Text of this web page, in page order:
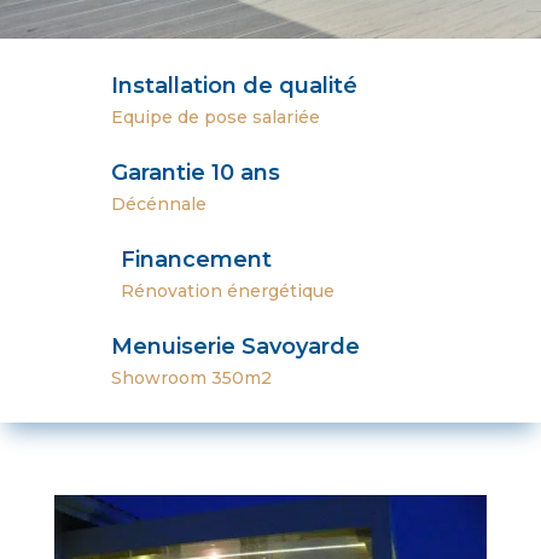
Installation de qualité
Equipe de pose salariée
Garantie 10 ans
Décénnale
Financement
Rénovation énergétique
Menuiserie Savoyarde
Showroom 350m2